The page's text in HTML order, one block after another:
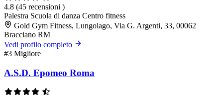
4.8 (45 recensioni )
Palestra Scuola di danza Centro fitness
Gold Gym Fitness, Lungolago, Via G. Argenti, 33, 00062
Bracciano RM
Vedi profilo completo
#3 Migliore
A.S.D. Epomeo Roma